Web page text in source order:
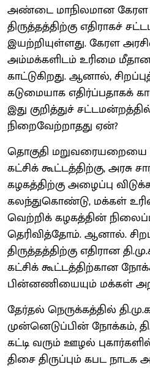
அண்டை மாநிலமான கேரள
திருத்தத்திற்கு எதிராகச்
இயற்றியுள்ளது. கேரள
அம்மக்களிடம் உரிமை
காட்டுகிறது. ஆனால்,
கடுமையாக எதிர்ப்பதாகக்
இது குறித்துச்
நிறைவேற்றாதது ஏன்?
தொகுதி மறுவரையறையை
கட்சிக் கூட்டத்திற்கு, அரசு
கழகத்திற்கு அழைப்பு
கலந்துகொண்டு, மக்கள்
வெற்றிக் கழகத்தின்
தெரிவித்தோம். ஆனால்.
திருத்தத்திற்கு எதிரான
கட்சிக் கூட்டத்திற்கான
பின்னணியையும் மக்கள்
தேர்தல் நெருக்கத்தில்
முன்னெடுப்பின் நோக்கம்,
கட்டி வரும் ஊழல்
திசை திருப்பும் கபட நாடக